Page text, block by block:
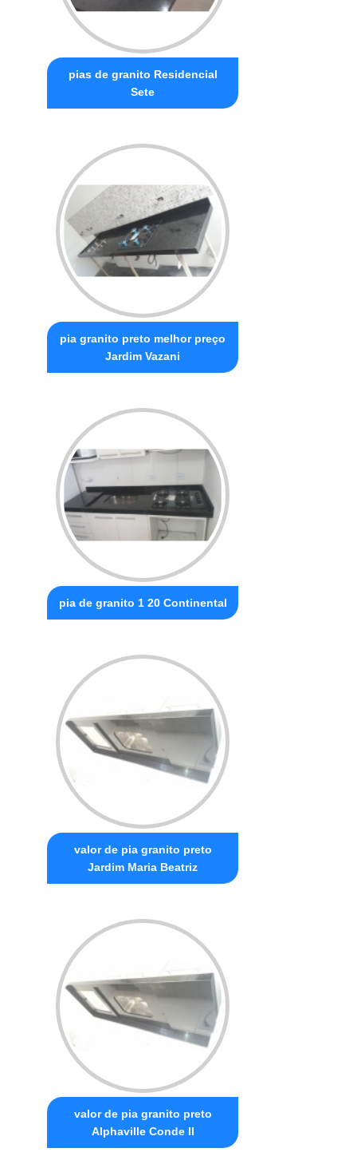
pias de granito Residencial
Sete
pia granito preto melhor preço
Jardim Vazani
pia de granito 1 20 Continental
valor de pia granito preto
Jardim Maria Beatriz
valor de pia granito preto
Alphaville Conde II